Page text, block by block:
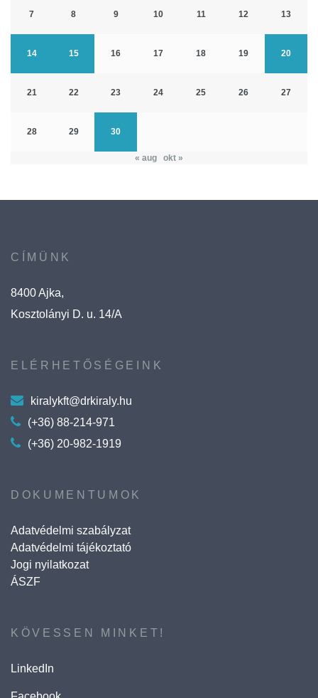
7 8 9 10 11 12 13
14 15 16 17 18 19 20
21 22 23 24 25 26 27
28 29 30
« aug okt »
CÍMÜNK
8400 Ajka,
Kosztolányi D. u. 14/A
ELÉRHETŐSÉGEINK
kiralykft@drkiraly.hu
(+36) 88-214-971
(+36) 20-982-1919
DOKUMENTUMOK
Adatvédelmi szabályzat
Adatvédelmi tájékoztató
Jogi nyilatkozat
ÁSZF
KÖVESSEN MINKET!
LinkedIn